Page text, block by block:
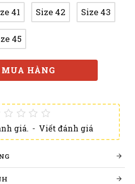
giá. - Viết đánh giá
41 Size 42 Size 43
45
MUA HÀNG